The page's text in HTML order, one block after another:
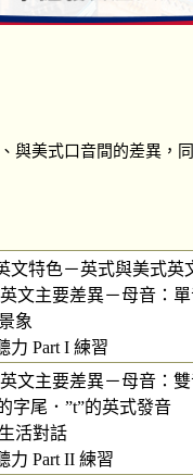
與美式口音間的差異，
特色－英式與美式英
文主要差異－母音：單
象
Part I 練習
文主要差異－母音：
字尾．”t”的英式發音
活對話
Part II 練習